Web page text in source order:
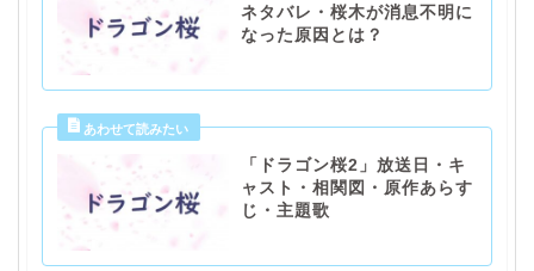
ネタバレ・桜木が消息不明に
なった原因とは？
「ドラゴン桜2」放送日・キ
ャスト・相関図・原作あらす
じ・主題歌